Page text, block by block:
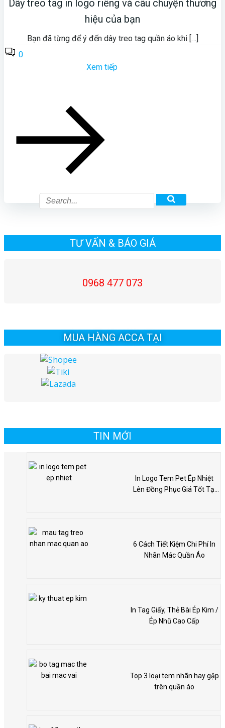
Dây treo tag in logo riêng và câu chuyện thương
hiệu của bạn
Bạn đã từng để ý đến dây treo tag quần áo khi […]
0
Xem tiếp
TƯ VẤN & BÁO GIÁ
0968 477 073
MUA HÀNG ACCA TẠI
TIN MỚI
In Logo Tem Pet Ép Nhiệt
Lên Đồng Phục Giá Tốt Tại
6 Cách Tiết Kiệm Chi Phí In
Nhãn Mác Quần Áo
In Tag Giấy, Thẻ Bài Ép Kim /
Ép Nhũ Cao Cấp
Top 3 loại tem nhãn hay gặp
trên quần áo